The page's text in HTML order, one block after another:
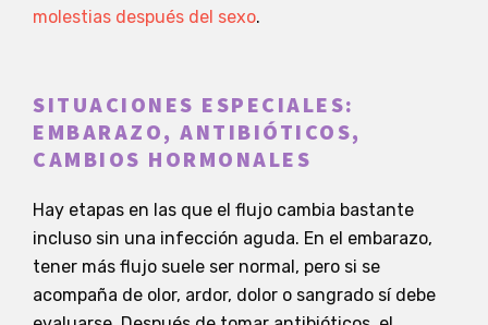
molestias después del sexo.
SITUACIONES ESPECIALES:
EMBARAZO, ANTIBIÓTICOS,
CAMBIOS HORMONALES
Hay etapas en las que el flujo cambia bastante
incluso sin una infección aguda. En el embarazo,
tener más flujo suele ser normal, pero si se
acompaña de olor, ardor, dolor o sangrado sí debe